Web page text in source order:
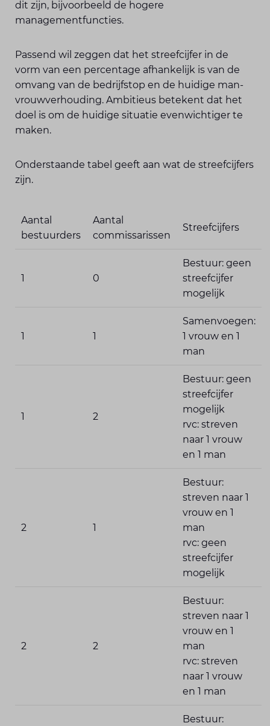
dit zijn, bijvoorbeeld de hogere
managementfuncties.
Passend wil zeggen dat het streefcijfer in de
vorm van een percentage afhankelijk is van de
omvang van de bedrijfstop en de huidige man-
vrouwverhouding. Ambitieus betekent dat het
doel is om de huidige situatie evenwichtiger te
maken.
Onderstaande tabel geeft aan wat de streefcijfers
zijn.
Aantal
bestuurders
Aantal
commissarissen
Streefcijfers
1 0
Bestuur: geen
streefcijfer
mogelijk
1 1
Samenvoegen:
1 vrouw en 1
man
1 2
Bestuur: geen
streefcijfer
mogelijk
rvc: streven
naar 1 vrouw
en 1 man
2 1
Bestuur:
streven naar 1
vrouw en 1
man
rvc: geen
streefcijfer
mogelijk
2 2
Bestuur:
streven naar 1
vrouw en 1
man
rvc: streven
naar 1 vrouw
en 1 man
Bestuur: